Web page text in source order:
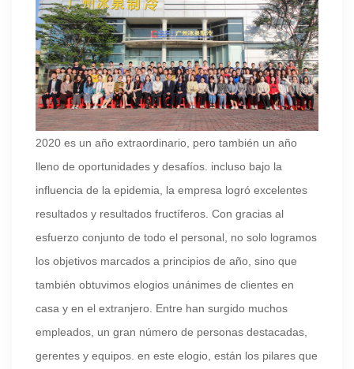
2020 es un año extraordinario, pero también un año
lleno de oportunidades y desafíos. incluso bajo la
influencia de la epidemia, la empresa logró excelentes
resultados y resultados fructíferos. Con gracias al
esfuerzo conjunto de todo el personal, no solo logramos
los objetivos marcados a principios de año, sino que
también obtuvimos elogios unánimes de clientes en
casa y en el extranjero. Entre han surgido muchos
empleados, un gran número de personas destacadas,
gerentes y equipos. en este elogio, están los pilares que